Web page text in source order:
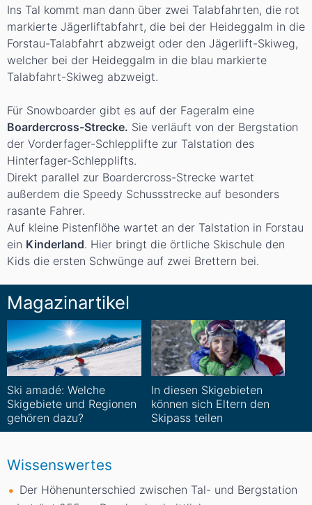
Ins Tal kommt man dann über zwei Talabfahrten, die rot
markierte Jägerliftabfahrt, die bei der Heideggalm in die
Forstau-Talabfahrt abzweigt oder den Jägerlift-Skiweg,
welcher bei der Heideggalm in die blau markierte
Talabfahrt-Skiweg abzweigt.
Für Snowboarder gibt es auf der Fageralm eine
Boardercross-Strecke. Sie verläuft von der Bergstation
der Vorderfager-Schlepplifte zur Talstation des
Hinterfager-Schlepplifts.
Direkt parallel zur Boardercross-Strecke wartet
außerdem die Speedy Schussstrecke auf besonders
rasante Fahrer.
Auf kleine Pistenflöhe wartet an der Talstation in Forstau
ein Kinderland. Hier bringt die örtliche Skischule den
Kids die ersten Schwünge auf zwei Brettern bei.
Magazinartikel
Ski amadé: Welche
Skigebiete und Regionen
gehören dazu?
In diesen Skigebieten
können sich Eltern den
Skipass teilen
Wissenswertes
Der Höhenunterschied zwischen Tal- und Bergstation